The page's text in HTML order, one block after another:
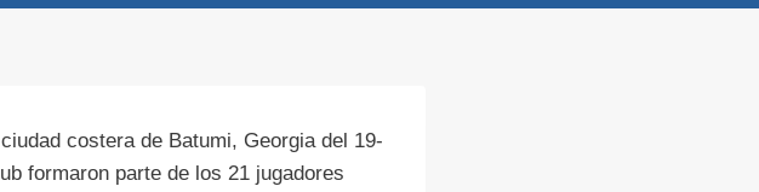
costera de Batumi, Georgia del 19-
formaron parte de los 21 jugadores